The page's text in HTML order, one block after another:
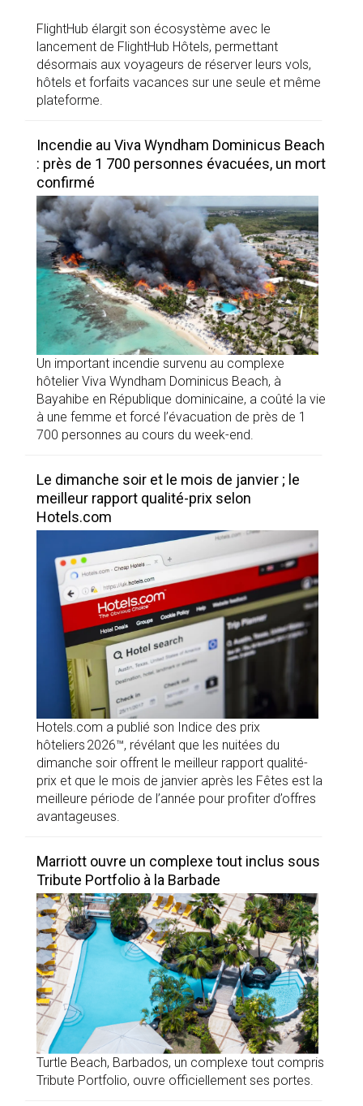
FlightHub élargit son écosystème avec le
lancement de FlightHub Hôtels, permettant
désormais aux voyageurs de réserver leurs vols,
hôtels et forfaits vacances sur une seule et même
plateforme.
Incendie au Viva Wyndham Dominicus Beach
: près de 1 700 personnes évacuées, un mort
confirmé
Un important incendie survenu au complexe
hôtelier Viva Wyndham Dominicus Beach, à
Bayahibe en République dominicaine, a coûté la vie
à une femme et forcé l’évacuation de près de 1
700 personnes au cours du week-end.
Le dimanche soir et le mois de janvier ; le
meilleur rapport qualité-prix selon
Hotels.com
Hotels.com a publié son Indice des prix
hôteliers 2026™, révélant que les nuitées du
dimanche soir offrent le meilleur rapport qualité-
prix et que le mois de janvier après les Fêtes est la
meilleure période de l’année pour profiter d’offres
avantageuses.
Marriott ouvre un complexe tout inclus sous
Tribute Portfolio à la Barbade
Turtle Beach, Barbados, un complexe tout compris
Tribute Portfolio, ouvre officiellement ses portes.